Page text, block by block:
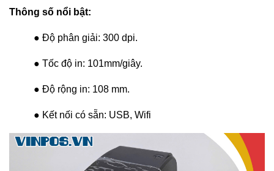
Thông số nổi bật:
● Độ phân giải: 300 dpi.
● Tốc độ in: 101mm/giây.
● Độ rộng in: 108 mm.
● Kết nối có sẵn: USB, Wifi